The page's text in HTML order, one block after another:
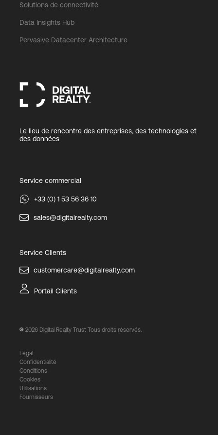
Solutions de connectivité
Data Insights Hub
Pervasive Datacenter Architecture
Le lieu de rencontre des entreprises, des technologies et
des données
Service commercial
+33 (0) 1 53 56 36 10
sales@digitalrealty.com
Service Clients
customercare@digitalrealty.com
Portail Clients
2026 Digital Realty Trust Tous droits réservés.
Légal
Confidentialité
Conditions
Cookies
Utilisations
Fournisseurs